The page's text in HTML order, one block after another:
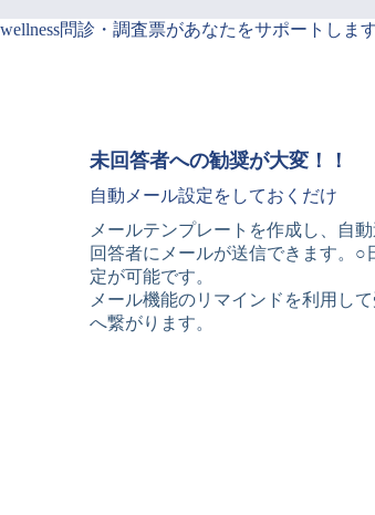
wellness問診・調査票があなたをサポートしま
未回答者への勧奨が大変！！
自動メール設定をしておくだけ
メールテンプレートを作成し、自
回答者にメールが送信できます。
定が可能です。
メール機能のリマインドを利用し
へ繋がります。